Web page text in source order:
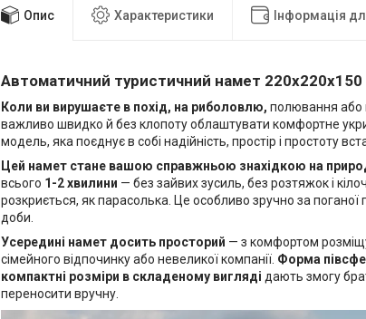
Опис Характеристики Інформація
Автоматичний туристичний намет 220x220x150
Коли ви вирушаєте в похід, на риболовлю, полювання або
важливо швидко й без клопоту облаштувати комфортне
модель, яка поєднує в собі надійність, простір і простоту
Цей намет стане вашою справжньою знахідкою на
всього 1-2 хвилини — без зайвих зусиль, без розтяжок і
розкриється, як парасолька. Це особливо зручно за поганої
доби.
Усередині намет досить просторий — з комфортом
сімейного відпочинку або невеликої компанії. Форма
компактні розміри в складеному вигляді дають змогу
переносити вручну.